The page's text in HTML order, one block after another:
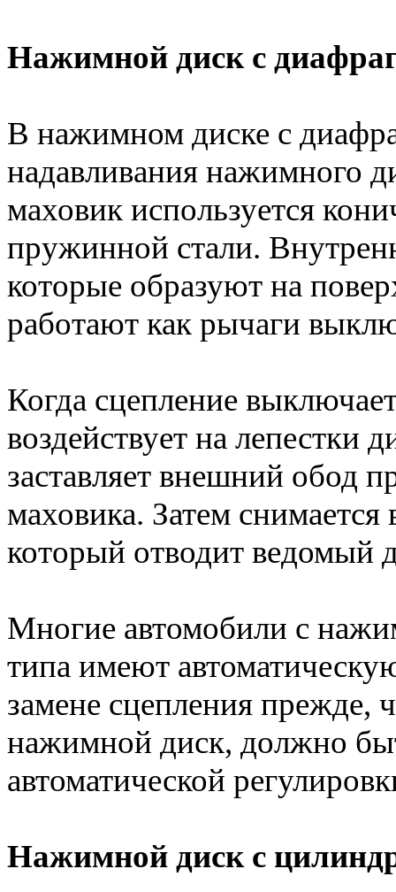
Нажимной диск с
В нажимном диске с
надавливания нажимного
маховик используется
пружинной стали.
которые образуют на
работают как рычаги
Когда сцепление
воздействует на
заставляет внешний обод
маховика. Затем
который отводит ведомый
Многие автомобили с
типа имеют
замене сцепления прежде,
нажимной диск, должно
автоматической
Нажимной диск с